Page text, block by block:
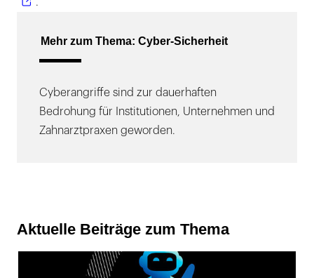
Mehr zum Thema: Cyber-Sicherheit
Cyberangriffe sind zur dauerhaften
Bedrohung für Institutionen, Unternehmen und
Zahnarztpraxen geworden.
Aktuelle Beiträge zum Thema